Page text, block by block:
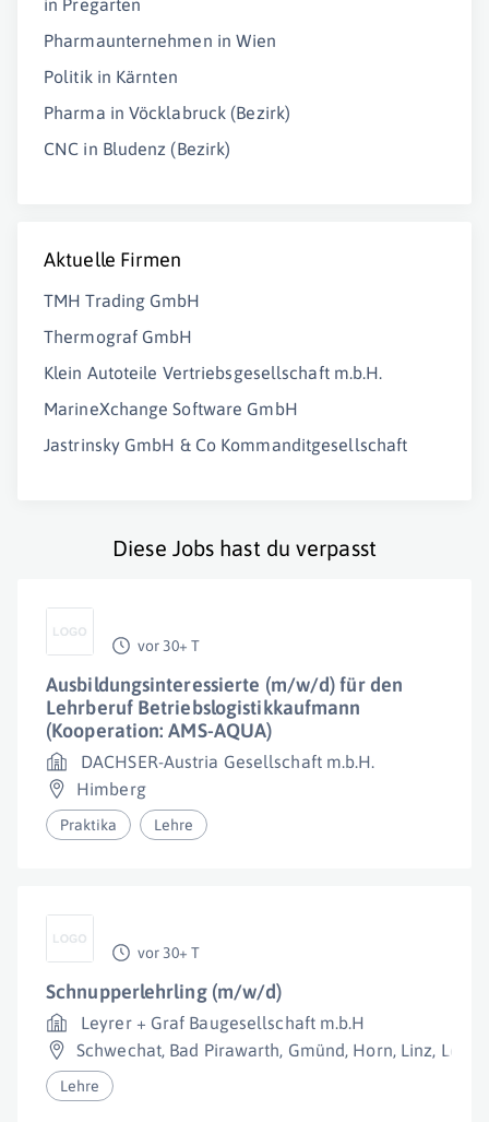
in Pregarten
Pharmaunternehmen in Wien
Politik in Kärnten
Pharma in Vöcklabruck (Bezirk)
CNC in Bludenz (Bezirk)
Aktuelle Firmen
TMH Trading GmbH
Thermograf GmbH
Klein Autoteile Vertriebsgesellschaft m.b.H.
MarineXchange Software GmbH
Jastrinsky GmbH & Co Kommanditgesellschaft
Diese Jobs hast du verpasst
vor 30+ T
Ausbildungsinteressierte (m/w/d) für den
Lehrberuf Betriebslogistikkaufmann
(Kooperation: AMS-AQUA)
DACHSER-Austria Gesellschaft m.b.H.
Himberg
Praktika Lehre
vor 30+ T
Schnupperlehrling (m/w/d)
Leyrer + Graf Baugesellschaft m.b.H
Schwechat, Bad Pirawarth, Gmünd, Horn, Linz,
Lehre